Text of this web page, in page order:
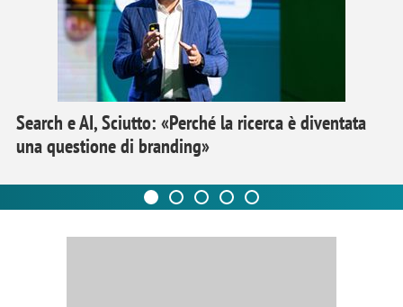
Search e AI, Sciutto: «Perché la ricerca è diventata
una questione di branding»